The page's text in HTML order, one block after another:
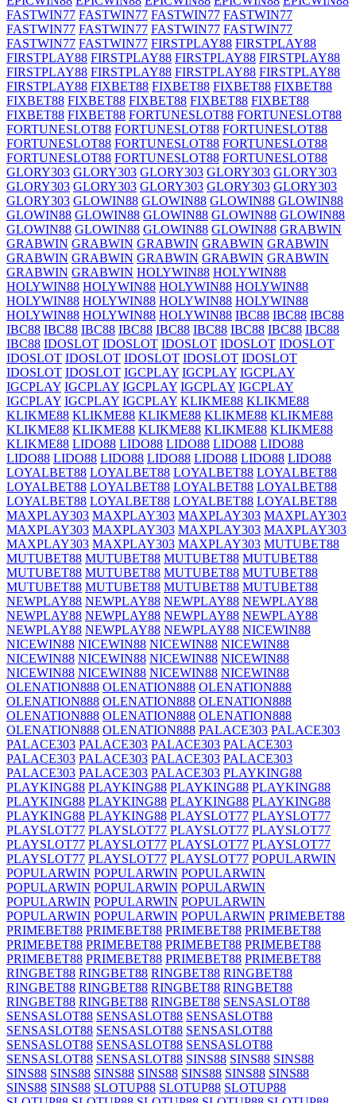
FASTWIN77 FASTWIN77 FASTWIN77 FASTWIN77
FASTWIN77 FASTWIN77 FASTWIN77 FASTWIN77
FASTWIN77 FASTWIN77 FIRSTPLAY88 FIRSTPLAY88
FIRSTPLAY88 FIRSTPLAY88 FIRSTPLAY88 FIRSTPLAY88
FIRSTPLAY88 FIRSTPLAY88 FIRSTPLAY88 FIRSTPLAY88
FIRSTPLAY88 FIXBET88 FIXBET88 FIXBET88 FIXBET88
FIXBET88 FIXBET88 FIXBET88 FIXBET88 FIXBET88
FIXBET88 FIXBET88 FORTUNESLOT88 FORTUNESLOT88
FORTUNESLOT88 FORTUNESLOT88 FORTUNESLOT88
FORTUNESLOT88 FORTUNESLOT88 FORTUNESLOT88
FORTUNESLOT88 FORTUNESLOT88 FORTUNESLOT88
GLORY303 GLORY303 GLORY303 GLORY303 GLORY303
GLORY303 GLORY303 GLORY303 GLORY303 GLORY303
GLORY303 GLOWIN88 GLOWIN88 GLOWIN88 GLOWIN88
GLOWIN88 GLOWIN88 GLOWIN88 GLOWIN88 GLOWIN88
GLOWIN88 GLOWIN88 GLOWIN88 GLOWIN88 GRABWIN
GRABWIN GRABWIN GRABWIN GRABWIN GRABWIN
GRABWIN GRABWIN GRABWIN GRABWIN GRABWIN
GRABWIN GRABWIN HOLYWIN88 HOLYWIN88
HOLYWIN88 HOLYWIN88 HOLYWIN88 HOLYWIN88
HOLYWIN88 HOLYWIN88 HOLYWIN88 HOLYWIN88
HOLYWIN88 HOLYWIN88 HOLYWIN88 IBC88 IBC88 IBC88
IBC88 IBC88 IBC88 IBC88 IBC88 IBC88 IBC88 IBC88 IBC88
IBC88 IDOSLOT IDOSLOT IDOSLOT IDOSLOT IDOSLOT
IDOSLOT IDOSLOT IDOSLOT IDOSLOT IDOSLOT
IDOSLOT IDOSLOT IGCPLAY IGCPLAY IGCPLAY
IGCPLAY IGCPLAY IGCPLAY IGCPLAY IGCPLAY
IGCPLAY IGCPLAY IGCPLAY KLIKME88 KLIKME88
KLIKME88 KLIKME88 KLIKME88 KLIKME88 KLIKME88
KLIKME88 KLIKME88 KLIKME88 KLIKME88 KLIKME88
KLIKME88 LIDO88 LIDO88 LIDO88 LIDO88 LIDO88
LIDO88 LIDO88 LIDO88 LIDO88 LIDO88 LIDO88 LIDO88
LOYALBET88 LOYALBET88 LOYALBET88 LOYALBET88
LOYALBET88 LOYALBET88 LOYALBET88 LOYALBET88
LOYALBET88 LOYALBET88 LOYALBET88 LOYALBET88
MAXPLAY303 MAXPLAY303 MAXPLAY303 MAXPLAY303
MAXPLAY303 MAXPLAY303 MAXPLAY303 MAXPLAY303
MAXPLAY303 MAXPLAY303 MAXPLAY303 MUTUBET88
MUTUBET88 MUTUBET88 MUTUBET88 MUTUBET88
MUTUBET88 MUTUBET88 MUTUBET88 MUTUBET88
MUTUBET88 MUTUBET88 MUTUBET88 MUTUBET88
NEWPLAY88 NEWPLAY88 NEWPLAY88 NEWPLAY88
NEWPLAY88 NEWPLAY88 NEWPLAY88 NEWPLAY88
NEWPLAY88 NEWPLAY88 NEWPLAY88 NICEWIN88
NICEWIN88 NICEWIN88 NICEWIN88 NICEWIN88
NICEWIN88 NICEWIN88 NICEWIN88 NICEWIN88
NICEWIN88 NICEWIN88 NICEWIN88 NICEWIN88
OLENATION888 OLENATION888 OLENATION888
OLENATION888 OLENATION888 OLENATION888
OLENATION888 OLENATION888 OLENATION888
OLENATION888 OLENATION888 PALACE303 PALACE303
PALACE303 PALACE303 PALACE303 PALACE303
PALACE303 PALACE303 PALACE303 PALACE303
PALACE303 PALACE303 PALACE303 PLAYKING88
PLAYKING88 PLAYKING88 PLAYKING88 PLAYKING88
PLAYKING88 PLAYKING88 PLAYKING88 PLAYKING88
PLAYKING88 PLAYKING88 PLAYSLOT77 PLAYSLOT77
PLAYSLOT77 PLAYSLOT77 PLAYSLOT77 PLAYSLOT77
PLAYSLOT77 PLAYSLOT77 PLAYSLOT77 PLAYSLOT77
PLAYSLOT77 PLAYSLOT77 PLAYSLOT77 POPULARWIN
POPULARWIN POPULARWIN POPULARWIN
POPULARWIN POPULARWIN POPULARWIN
POPULARWIN POPULARWIN POPULARWIN
POPULARWIN POPULARWIN POPULARWIN PRIMEBET88
PRIMEBET88 PRIMEBET88 PRIMEBET88 PRIMEBET88
PRIMEBET88 PRIMEBET88 PRIMEBET88 PRIMEBET88
PRIMEBET88 PRIMEBET88 PRIMEBET88 PRIMEBET88
RINGBET88 RINGBET88 RINGBET88 RINGBET88
RINGBET88 RINGBET88 RINGBET88 RINGBET88
RINGBET88 RINGBET88 RINGBET88 SENSASLOT88
SENSASLOT88 SENSASLOT88 SENSASLOT88
SENSASLOT88 SENSASLOT88 SENSASLOT88
SENSASLOT88 SENSASLOT88 SENSASLOT88
SENSASLOT88 SENSASLOT88 SINS88 SINS88 SINS88
SINS88 SINS88 SINS88 SINS88 SINS88 SINS88 SINS88
SINS88 SINS88 SLOTUP88 SLOTUP88 SLOTUP88